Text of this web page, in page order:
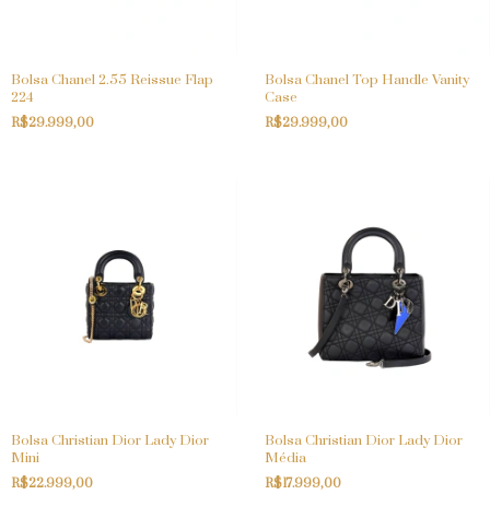
Bolsa Chanel 2.55 Reissue Flap
224
R$29.999,00
Bolsa Chanel Top Handle Vanity
Case
R$29.999,00
Bolsa Christian Dior Lady Dior
Mini
R$22.999,00
Bolsa Christian Dior Lady Dior
Média
R$17.999,00